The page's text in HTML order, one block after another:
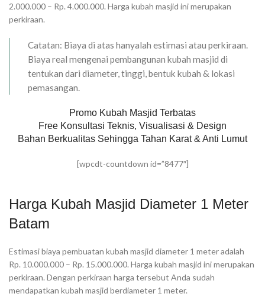
2.000.000 – Rp. 4.000.000. Harga kubah masjid ini merupakan
perkiraan.
Catatan: Biaya di atas hanyalah estimasi atau perkiraan.
Biaya real mengenai pembangunan kubah masjid di
tentukan dari diameter, tinggi, bentuk kubah & lokasi
pemasangan.
Promo Kubah Masjid Terbatas
Free Konsultasi Teknis, Visualisasi & Design
Bahan Berkualitas Sehingga Tahan Karat & Anti Lumut
[wpcdt-countdown id=”8477″]
Harga Kubah Masjid Diameter 1 Meter
Batam
Estimasi biaya pembuatan kubah masjid diameter 1 meter adalah
Rp. 10.000.000 – Rp. 15.000.000. Harga kubah masjid ini merupakan
perkiraan. Dengan perkiraan harga tersebut Anda sudah
mendapatkan kubah masjid berdiameter 1 meter.